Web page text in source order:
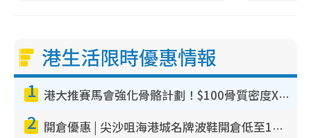
港生活限時優惠情報
1 港大推賽馬會強化骨骼計劃！$100骨質密度X光檢查 完成免費運動訓練送超市禮券！附參加資格
2 開倉優惠 | 尖沙咀海港城名牌波鞋開倉低至1折！On鞋$899起／Joy&Peace鞋履$98起